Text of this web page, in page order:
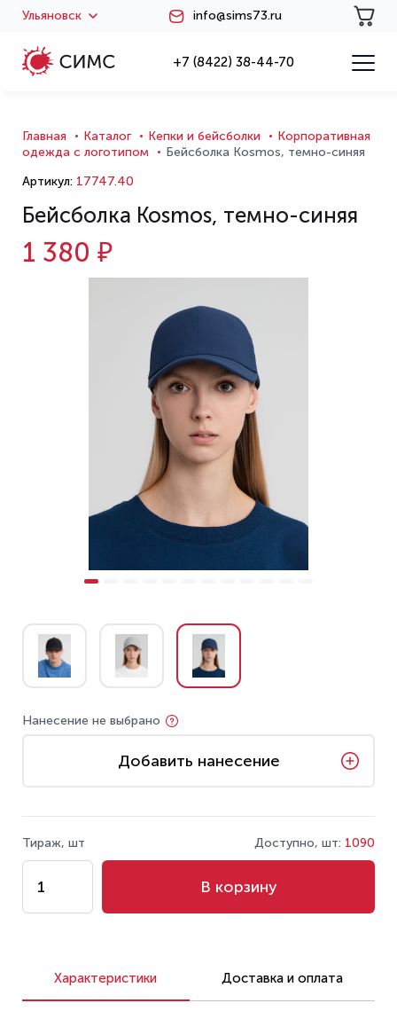
Ульяновск info@sims73.ru
+7 (8422) 38-44-70
Главная Каталог Кепки и бейсболки
Корпоративная
одежда с логотипом
Бейсболка Kosmos, темно-синяя
Артикул: 17747.40
Бейсболка Kosmos, темно-синяя
1 380 ₽
Нанесение не выбрано
Добавить нанесение
Тираж, шт Доступно, шт: 1090
В корзину
Характеристики Доставка и оплата